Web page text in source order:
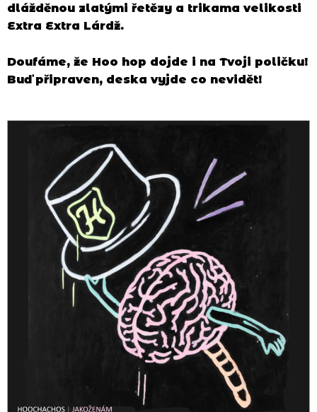
dlážděnou zlatými řetězy a trikama velikosti
Extra Extra Lárdž.
Doufáme, že Hoo hop dojde i na Tvoji poličku!
Buď připraven, deska vyjde co nevidět!